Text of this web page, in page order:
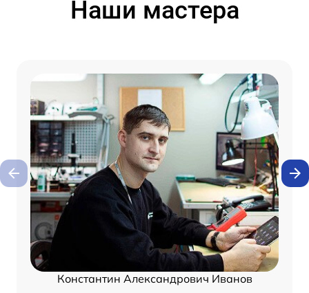
Наши мастера
Константин Александрович Иванов